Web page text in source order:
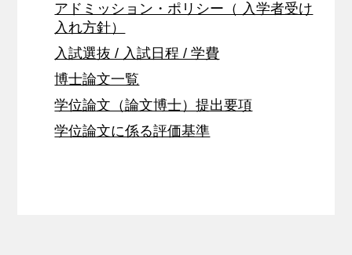
アドミッション・ポリシー（ 入学者受け
入れ方針）
入試選抜 / 入試日程 / 学費
博士論文一覧
学位論文（論文博士）提出要項
学位論文に係る評価基準